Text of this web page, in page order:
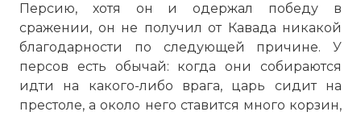
Персию, хотя он и одержал победу в
сражении, он не получил от Кавада никакой
благодарности по следующей причине. У
персов есть обычай: когда они собираются
идти на какого-либо врага, царь сидит на
престоле, а около него ставится много корзин,